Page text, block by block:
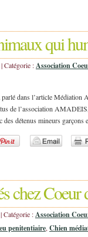
qui
Catégorie :Association
dans l’article
de l’association
des détenus mineurs
chez
Catégorie :Association
penitentiaire, Chien